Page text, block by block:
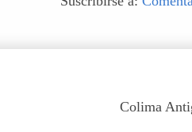
Colima